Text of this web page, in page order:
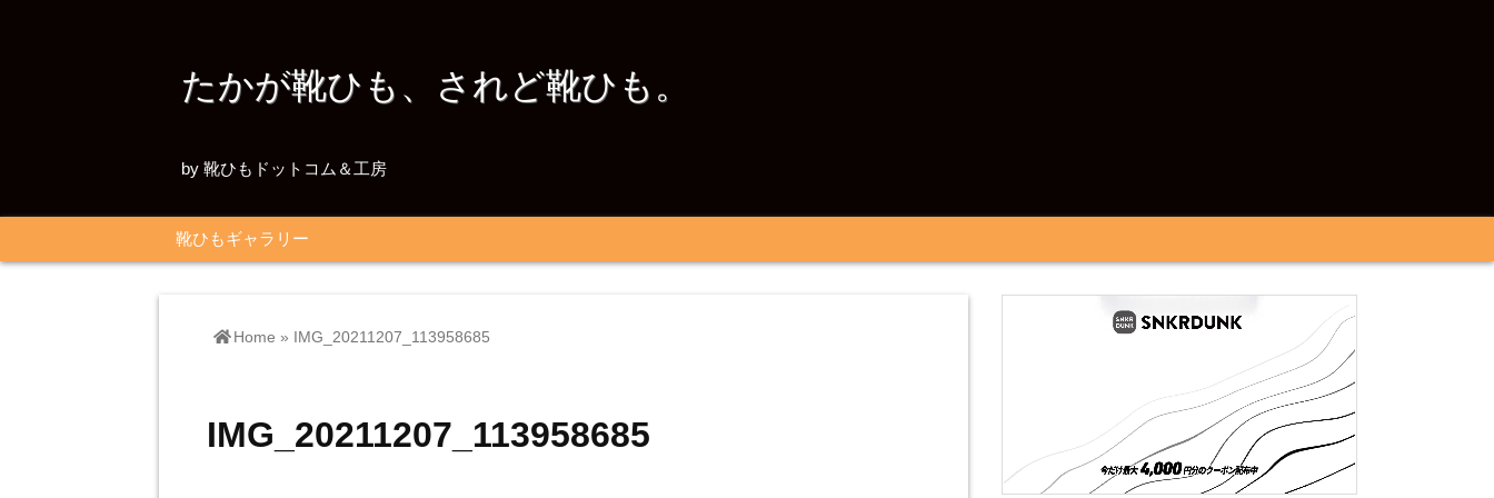
たかが靴ひも、されど靴ひも。
by 靴ひもドットコム＆工房
靴ひもギャラリー
Home » IMG_20211207_113958685
IMG_20211207_113958685